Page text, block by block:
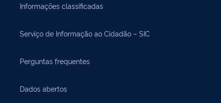
Informações classificadas
Serviço de Informação ao Cidadão – SIC
Perguntas frequentes
Dados abertos